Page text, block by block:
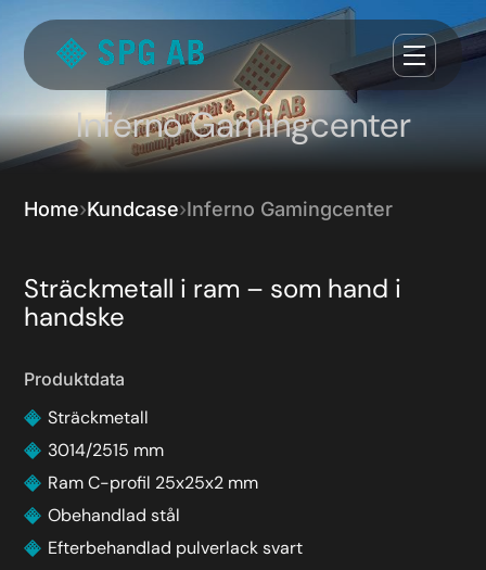
Inferno Gamingcenter
Home Kundcase Inferno Gamingcenter
Sträckmetall i ram – som hand i
handske
Produktdata
Sträckmetall
3014/2515 mm
Ram C-profil 25x25x2 mm
Obehandlad stål
Efterbehandlad pulverlack svart